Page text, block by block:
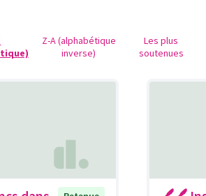
Z-A (alphabétique
inverse)
Les plus
soutenues